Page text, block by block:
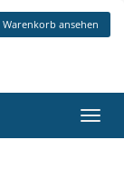
Warenkorb ansehen
ein-/